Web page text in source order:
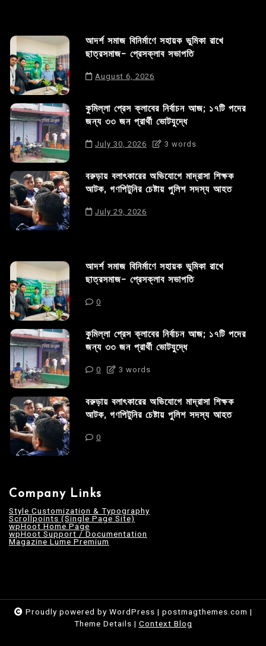
আদর্শ সমাজ বিনির্মাণে সহায়ক ভুমিকা রাখে
ছাত্রসমাজ- প্রেসক্লাব সভাপতি
August 6, 2026
কুমিল্লা প্রেস ক্লাবের নির্বাচন আজ; ১৭টি পদের
জন্য ৩৩ জন প্রার্থী ভোটযুদ্ধে
July 30, 2026 3 words
বরুড়ায় বলাৎকারের অভিযোগে মাদ্রাসা শিক্ষক
আটক, গণপিটুনির চেষ্টায় পুলিশ সদস্য আহত
July 29, 2026
আদর্শ সমাজ বিনির্মাণে সহায়ক ভুমিকা রাখে
ছাত্রসমাজ- প্রেসক্লাব সভাপতি
0
কুমিল্লা প্রেস ক্লাবের নির্বাচন আজ; ১৭টি পদের
জন্য ৩৩ জন প্রার্থী ভোটযুদ্ধে
0 3 words
বরুড়ায় বলাৎকারের অভিযোগে মাদ্রাসা শিক্ষক
আটক, গণপিটুনির চেষ্টায় পুলিশ সদস্য আহত
0
Company Links
Style Customization & Typography
Scrollpoints (Single Page Site)
wpHoot Home Page
wpHoot Support / Documentation
Magazine Lume Premium
Proudly powered by WordPress | postmagthemes.com |
Theme Details | Context Blog